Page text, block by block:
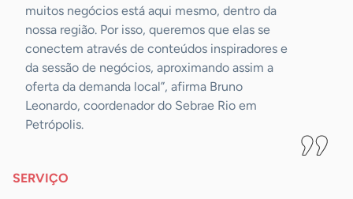
muitos negócios está aqui mesmo, dentro da
nossa região. Por isso, queremos que elas se
conectem através de conteúdos inspiradores e
da sessão de negócios, aproximando assim a
oferta da demanda local”, afirma Bruno
Leonardo, coordenador do Sebrae Rio em
Petrópolis.
SERVIÇO